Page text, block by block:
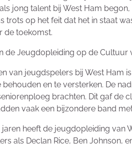
jong talent bij West Ham
trots op het feit dat het in staat
de toekomst.
de Jeugdopleiding op de Cultuur
van jeugdspelers bij West Ham
en te versterken. De
brachten. Dit gaf de
vaak een bijzondere band
heeft de jeugdopleiding van
als Declan Rice, Ben Johnson,